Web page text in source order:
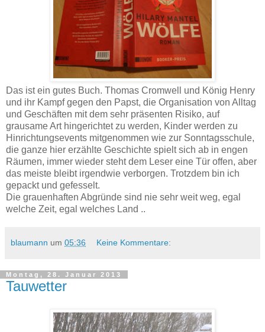
Das ist ein gutes Buch. Thomas Cromwell und König Henry
und ihr Kampf gegen den Papst, die Organisation von Alltag
und Geschäften mit dem sehr präsenten Risiko, auf
grausame Art hingerichtet zu werden, Kinder werden zu
Hinrichtungsevents mitgenommen wie zur Sonntagsschule,
die ganze hier erzählte Geschichte spielt sich ab in engen
Räumen, immer wieder steht dem Leser eine Tür offen, aber
das meiste bleibt irgendwie verborgen. Trotzdem bin ich
gepackt und gefesselt.
Die grauenhaften Abgründe sind nie sehr weit weg, egal
welche Zeit, egal welches Land ..
blaumann um 05:36 Keine Kommentare:
Montag, 28. Januar 2013
Tauwetter